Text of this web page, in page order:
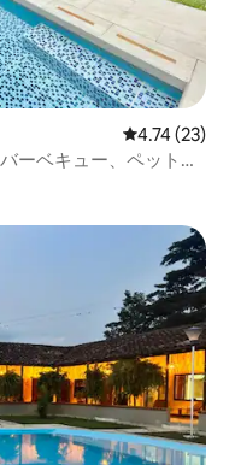
レビュー23
4.74 (23)
ーベキュー、ペット